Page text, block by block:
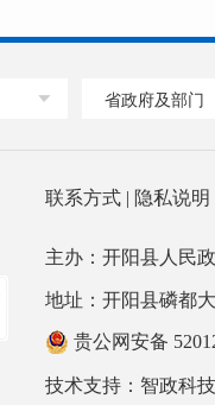
镇长任组
开工作
制，严格
公开工作
开工作，
开工作培
培训。
省政府及部门
联系方式 | 隐私说明
主办：开阳县人民
地址：开阳县磷都
贵公网安备
技术支持： 智政科